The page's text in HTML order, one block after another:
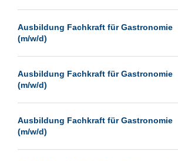
Wetzlar
Wust/Brandenburg
Ausbildung Fachkraft für Gastronomie
(m/w/d)
Ausbildung Fachkraft für Gastronomie
(m/w/d)
Ausbildung Fachkraft für Gastronomie
(m/w/d)